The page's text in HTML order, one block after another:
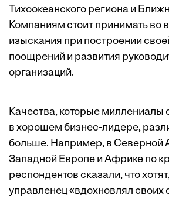
Тихоокеанского региона и
Компаниям стоит принимать во
изыскания при построении
поощрений и развития
организаций.
Качества, которые миллениалы
в хорошем бизнес-лидере,
больше. Например, в Северной
Западной Европе и Африке по
респондентов сказали, что
управленец «вдохновлял своих